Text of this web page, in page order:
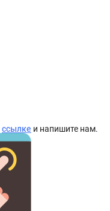
ссылке и напишите нам.